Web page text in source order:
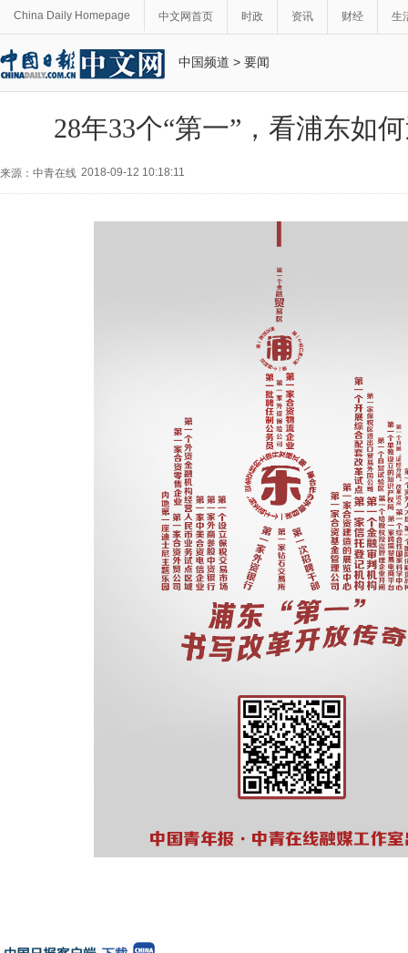
China Daily Homepage 中文网首页 时政 资讯 财经 生
中国频道 > 要闻
28年33个“第一”，看浦东如
来源：中青在线 2018-09-12 10:18:11